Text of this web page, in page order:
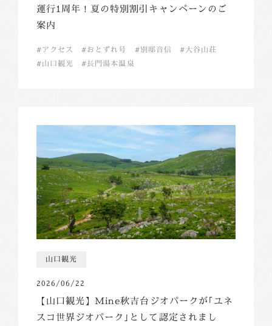
運行1周年！夏の特別割引キャンペーンのご
案内
アクセス おとずれ号 別邸音信
大谷山荘
山口観光
長門湯本温泉
山口観光
2026/06/22
【山口観光】Mine秋吉台ジオパークが｢ユネ
スコ世界ジオパーク｣として認定されまし